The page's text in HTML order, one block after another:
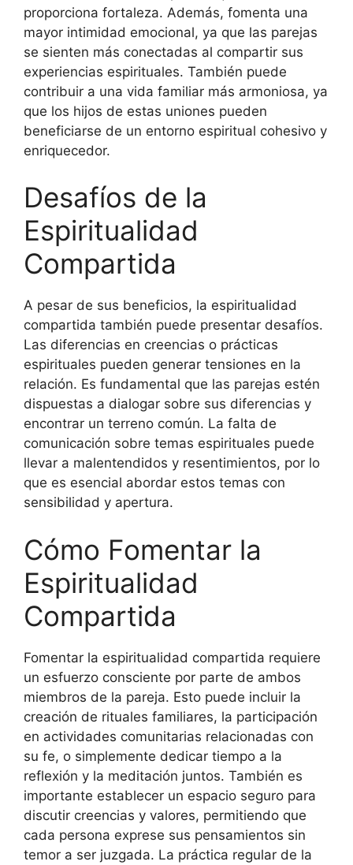
proporciona fortaleza. Además, fomenta una
mayor intimidad emocional, ya que las parejas
se sienten más conectadas al compartir sus
experiencias espirituales. También puede
contribuir a una vida familiar más armoniosa, ya
que los hijos de estas uniones pueden
beneficiarse de un entorno espiritual cohesivo y
enriquecedor.
Desafíos de la
Espiritualidad
Compartida
A pesar de sus beneficios, la espiritualidad
compartida también puede presentar desafíos.
Las diferencias en creencias o prácticas
espirituales pueden generar tensiones en la
relación. Es fundamental que las parejas estén
dispuestas a dialogar sobre sus diferencias y
encontrar un terreno común. La falta de
comunicación sobre temas espirituales puede
llevar a malentendidos y resentimientos, por lo
que es esencial abordar estos temas con
sensibilidad y apertura.
Cómo Fomentar la
Espiritualidad
Compartida
Fomentar la espiritualidad compartida requiere
un esfuerzo consciente por parte de ambos
miembros de la pareja. Esto puede incluir la
creación de rituales familiares, la participación
en actividades comunitarias relacionadas con
su fe, o simplemente dedicar tiempo a la
reflexión y la meditación juntos. También es
importante establecer un espacio seguro para
discutir creencias y valores, permitiendo que
cada persona exprese sus pensamientos sin
temor a ser juzgada. La práctica regular de la